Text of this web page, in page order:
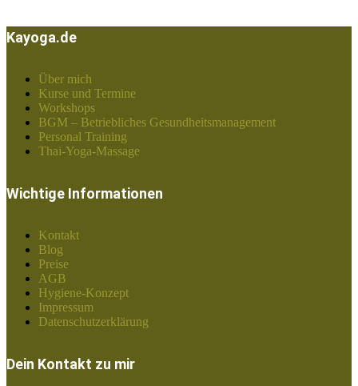
Kayoga.de
Über mich
Kurse und Termine
Workshops
BGM – Betriebliches Gesundheitsmanagement
Personal Training
Thai-Yoga-Massage
Wichtige Informationen
Kontakt
Blog
Preise
AGB
Hygiene-Konzept
Impressum
Datenschutzerklärung
Dein Kontakt zu mir